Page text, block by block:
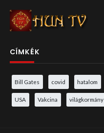
CÍMKÉK
Bill Gates covid hatalom
USA Vakcina világkormány